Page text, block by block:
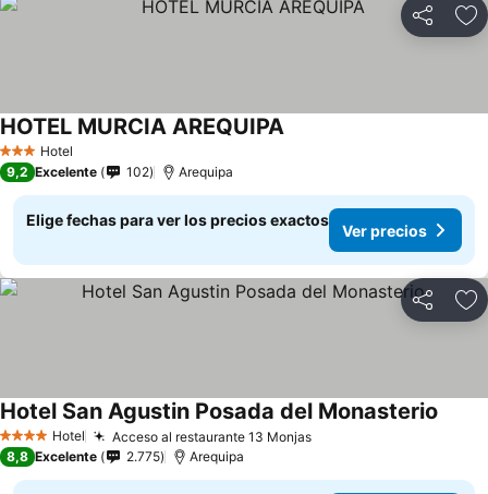
Compartir
3 Estrellas
Hotel
HOTEL MURCIA AREQUIPA
9,2 Excelente 102 Arequipa
Elige fechas para ver los precios exactos
Ver precios
Compartir
4 EstrellasHotel Acceso al restaurante 13 Monjas
Hotel San Agustin Posada del Monasterio
8,8 Excelente 2.775 Arequipa